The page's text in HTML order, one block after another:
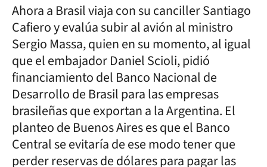
Ahora a Brasil viaja con su canciller Santiago
Cafiero y evalúa subir al avión al ministro
Sergio Massa, quien en su momento, al igual
que el embajador Daniel Scioli, pidió
financiamiento del Banco Nacional de
Desarrollo de Brasil para las empresas
brasileñas que exportan a la Argentina. El
planteo de Buenos Aires es que el Banco
Central se evitaría de ese modo tener que
perder reservas de dólares para pagar las